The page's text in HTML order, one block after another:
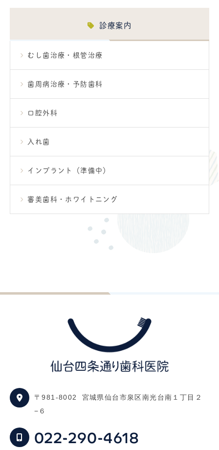
診療案内
むし歯治療・根管治療
歯周病治療・予防歯科
口腔外科
入れ歯
インプラント（準備中）
審美歯科・ホワイトニング
〒981-8002
宮城県仙台市泉区南光台南１丁目２
−６
022-290-4618